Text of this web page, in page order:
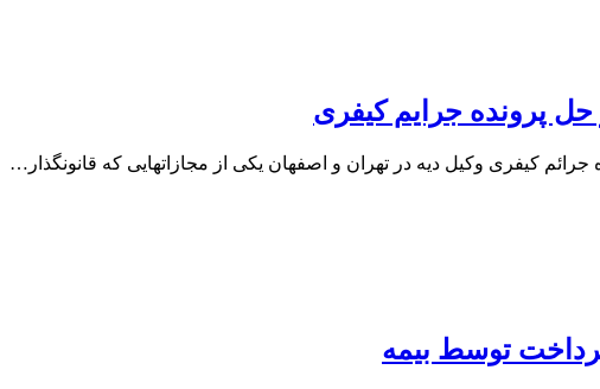
حل پرونده جرایم کیفری
جرائم کیفری وکیل دیه در تهران و اصفهان یکی از مجازاتهایی که قانونگذار…
توسط بیمه